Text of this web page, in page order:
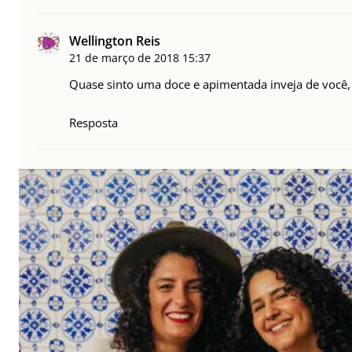
Wellington Reis
21 de março de 2018 15:37
Quase sinto uma doce e apimentada inveja de
Resposta